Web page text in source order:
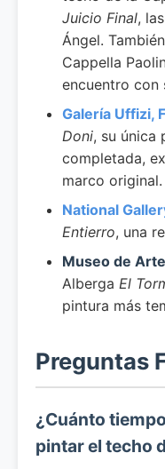
Juicio Final,
Ángel.
Cappella
encuentro con
Galería Uffizi,
Doni, su única
completada,
marco original.
National
Entierro, una
Museo de
Alberga El
pintura más
Preguntas
¿Cuánto
pintar el techo